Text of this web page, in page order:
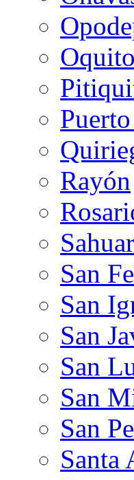
Rayón
San
San
San
San
San
San
Santa